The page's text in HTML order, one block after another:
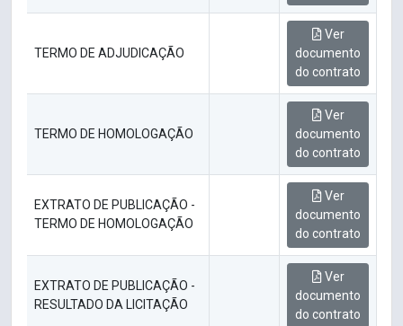
TERMO DE ADJUDICAÇÃO
Ver
documento
do contrato
TERMO DE HOMOLOGAÇÃO
Ver
documento
do contrato
EXTRATO DE PUBLICAÇÃO -
TERMO DE HOMOLOGAÇÃO
Ver
documento
do contrato
EXTRATO DE PUBLICAÇÃO -
RESULTADO DA LICITAÇÃO
Ver
documento
do contrato